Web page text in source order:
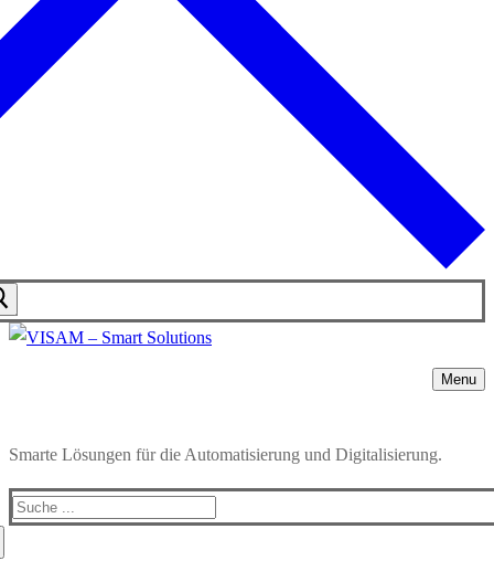
Menu
Smarte Lösungen für die Automatisierung und Digitalisierung.
Search